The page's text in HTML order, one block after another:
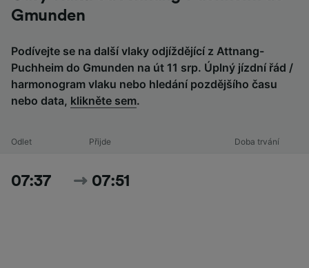
Gmunden
Podívejte se na další vlaky odjíždějící z Attnang-
Puchheim do Gmunden na út 11 srp. Úplný jízdní řád /
harmonogram vlaku nebo hledání pozdějšího času
nebo data, klikněte sem.
Odlet Přijde Doba trvání
07:37 07:51